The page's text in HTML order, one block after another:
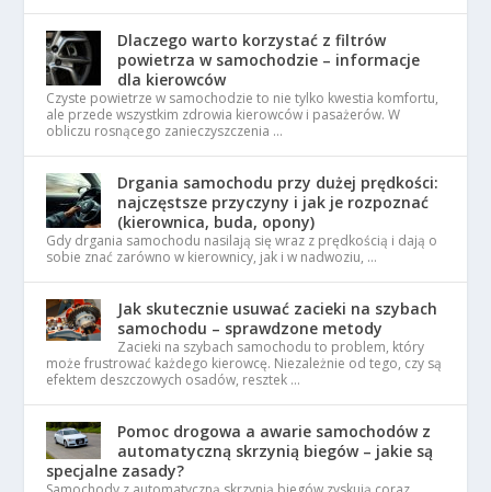
Dlaczego warto korzystać z filtrów
powietrza w samochodzie – informacje
dla kierowców
Czyste powietrze w samochodzie to nie tylko kwestia komfortu,
ale przede wszystkim zdrowia kierowców i pasażerów. W
obliczu rosnącego zanieczyszczenia …
Drgania samochodu przy dużej prędkości:
najczęstsze przyczyny i jak je rozpoznać
(kierownica, buda, opony)
Gdy drgania samochodu nasilają się wraz z prędkością i dają o
sobie znać zarówno w kierownicy, jak i w nadwoziu, …
Jak skutecznie usuwać zacieki na szybach
samochodu – sprawdzone metody
Zacieki na szybach samochodu to problem, który
może frustrować każdego kierowcę. Niezależnie od tego, czy są
efektem deszczowych osadów, resztek …
Pomoc drogowa a awarie samochodów z
automatyczną skrzynią biegów – jakie są
specjalne zasady?